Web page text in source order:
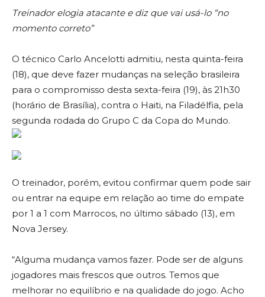
Treinador elogia atacante e diz que vai usá-lo “no
momento correto”
O técnico Carlo Ancelotti admitiu, nesta quinta-feira
(18), que deve fazer mudanças na seleção brasileira
para o compromisso desta sexta-feira (19), às 21h30
(horário de Brasília), contra o Haiti, na Filadélfia, pela
segunda rodada do Grupo C da Copa do Mundo.
O treinador, porém, evitou confirmar quem pode sair
ou entrar na equipe em relação ao time do empate
por 1 a 1 com Marrocos, no último sábado (13), em
Nova Jersey.
“Alguma mudança vamos fazer. Pode ser de alguns
jogadores mais frescos que outros. Temos que
melhorar no equilíbrio e na qualidade do jogo. Acho